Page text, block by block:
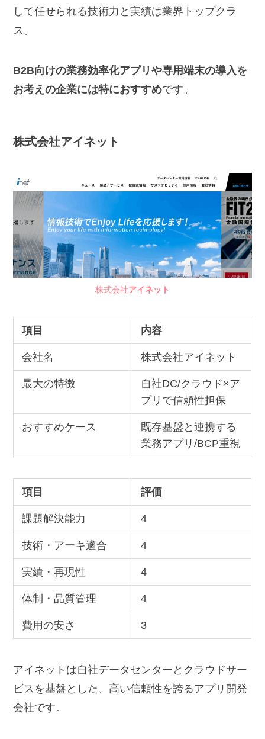
して任せられる技術力と実績は業界トップクラ
ス。
B2B向けの業務効率化アプリや専用端末の導入を
お考えの企業には特におすすめです。
株式会社アイネット
株式会社アイネット
項目 内容
会社名 株式会社アイネット
最大の特徴
自社DC/クラウド×ア
プリで信頼性担保
おすすめケース
既存基盤と連携する
業務アプリ/BCP重視
項目 評価
課題解決能力 4
技術・アーキ適合 4
実績・再現性 4
体制・品質管理 4
費用の安さ 3
アイネットは自社データセンターとクラウドサー
ビスを基盤とした、高い信頼性を誇るアプリ開発
会社です。